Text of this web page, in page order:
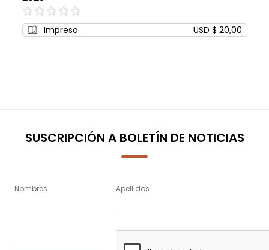
0%
Impreso USD $ 20,00
SUSCRIPCIÓN A BOLETÍN DE NOTICIAS
Nombres Apellidos